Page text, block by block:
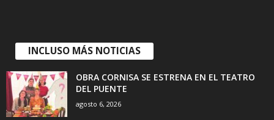
INCLUSO MÁS NOTICIAS
OBRA CORNISA SE ESTRENA EN EL TEATRO
DEL PUENTE
agosto 6, 2026